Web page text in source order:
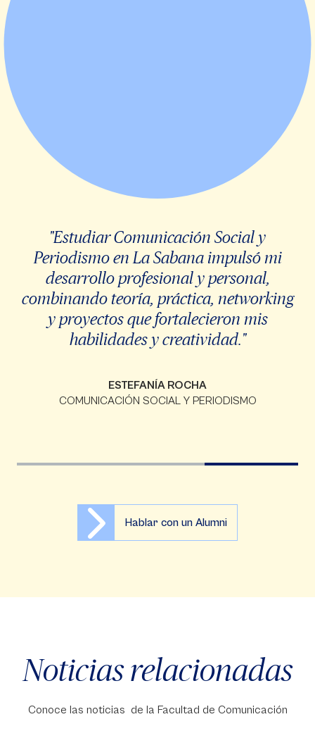
"Estudiar Comunicación Social y
Periodismo en La Sabana impulsó mi
desarrollo profesional y personal,
combinando teoría, práctica, networking
y proyectos que fortalecieron mis
habilidades y creatividad."
ESTEFANÍA ROCHA
COMUNICACIÓN SOCIAL Y PERIODISMO
Hablar con un Alumni
Noticias relacionadas
Conoce las noticias de la Facultad de Comunicación